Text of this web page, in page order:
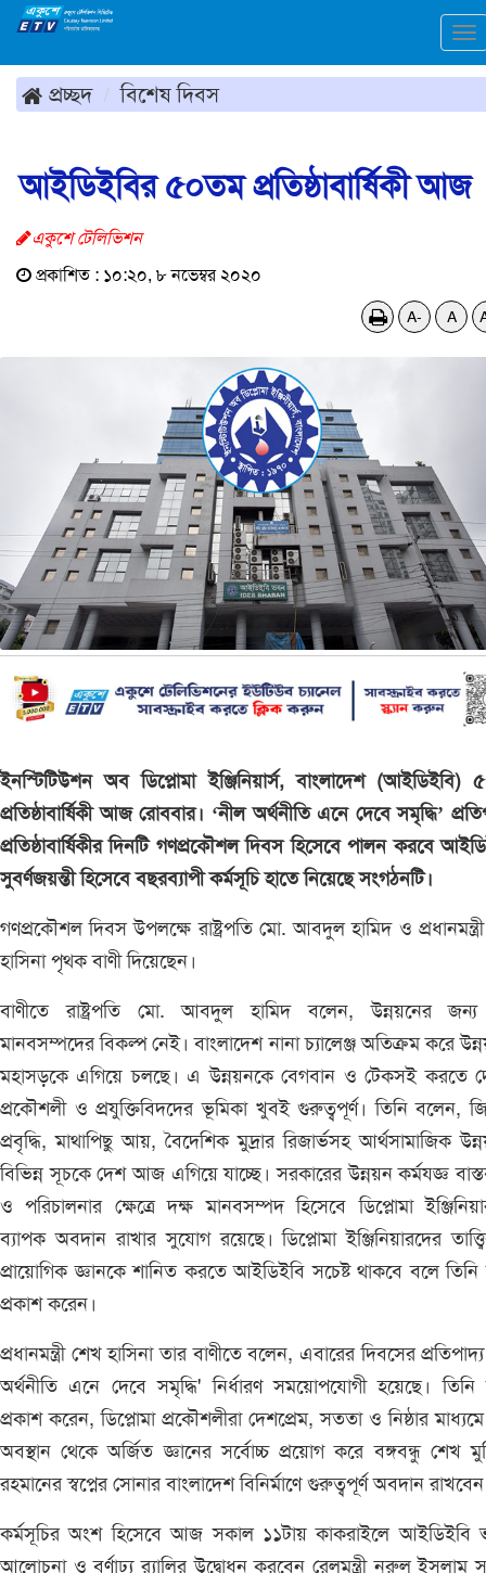
প্রচ্ছদ বিশেষ দিবস
আইডিইবির ৫০তম প্রতিষ্ঠাবার্ষিকী আজ
একুশে টেলিভিশন
প্রকাশিত : ১০:২০, ৮ নভেম্বর ২০২০
A- A
ইনস্টিটিউশন অব ডিপ্লোমা ইঞ্জিনিয়ার্স, বাংলাদেশ (আইডিইবি)
প্রতিষ্ঠাবার্ষিকী আজ রোববার। ‘নীল অর্থনীতি এনে দেবে সমৃদ্ধি’
প্রতিষ্ঠাবার্ষিকীর দিনটি গণপ্রকৌশল দিবস হিসেবে পালন করবে
সুবর্ণজয়ন্তী হিসেবে বছরব্যাপী কর্মসূচি হাতে নিয়েছে সংগঠনটি।
গণপ্রকৌশল দিবস উপলক্ষে রাষ্ট্রপতি মো. আবদুল হামিদ ও
হাসিনা পৃথক বাণী দিয়েছেন।
বাণীতে রাষ্ট্রপতি মো. আবদুল হামিদ বলেন, উন্নয়নের
মানবসম্পদের বিকল্প নেই। বাংলাদেশ নানা চ্যালেঞ্জ অতিক্রম করে
মহাসড়কে এগিয়ে চলছে। এ উন্নয়নকে বেগবান ও টেকসই করতে
প্রকৌশলী ও প্রযুক্তিবিদদের ভূমিকা খুবই গুরুত্বপূর্ণ। তিনি বলেন,
প্রবৃদ্ধি, মাথাপিছু আয়, বৈদেশিক মুদ্রার রিজার্ভসহ আর্থসামাজিক
বিভিন্ন সূচকে দেশ আজ এগিয়ে যাচ্ছে। সরকারের উন্নয়ন কর্মযজ্ঞ
ও পরিচালনার ক্ষেত্রে দক্ষ মানবসম্পদ হিসেবে ডিপ্লোমা
ব্যাপক অবদান রাখার সুযোগ রয়েছে। ডিপ্লোমা ইঞ্জিনিয়ারদের
প্রায়োগিক জ্ঞানকে শানিত করতে আইডিইবি সচেষ্ট থাকবে বলে
প্রকাশ করেন।
প্রধানমন্ত্রী শেখ হাসিনা তার বাণীতে বলেন, এবারের দিবসের
অর্থনীতি এনে দেবে সমৃদ্ধি' নির্ধারণ সময়োপযোগী হয়েছে।
প্রকাশ করেন, ডিপ্লোমা প্রকৌশলীরা দেশপ্রেম, সততা ও নিষ্ঠার মাধ্যমে
অবস্থান থেকে অর্জিত জ্ঞানের সর্বোচ্চ প্রয়োগ করে বঙ্গবন্ধু শেখ
রহমানের স্বপ্নের সোনার বাংলাদেশ বিনির্মাণে গুরুত্বপূর্ণ অবদান
কর্মসূচির অংশ হিসেবে আজ সকাল ১১টায় কাকরাইলে আইডিইবি
আলোচনা ও বর্ণাঢ্য র‌্যালির উদ্বোধন করবেন রেলমন্ত্রী নূরুল ইসলাম